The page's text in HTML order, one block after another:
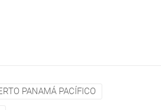
PANAMÁ PACÍFICO